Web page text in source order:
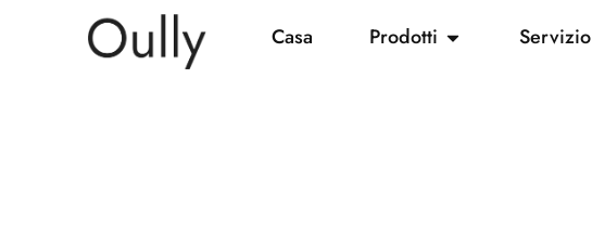
Casa Prodotti Servizio